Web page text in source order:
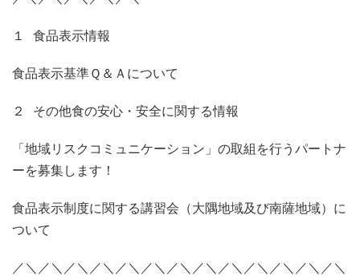
１ 食品表示情報
食品表示基準Ｑ＆Ａについて
２ その他食の安心・安全に関する情報
「地域リスクコミュニケーション」の取組を行うパートナ
ーを募集します！
食品表示制度に関する講習会（大隅地域及び南薩地域）に
ついて
／＼／＼／＼／＼／＼／＼／＼／＼／＼／＼／＼／＼／＼